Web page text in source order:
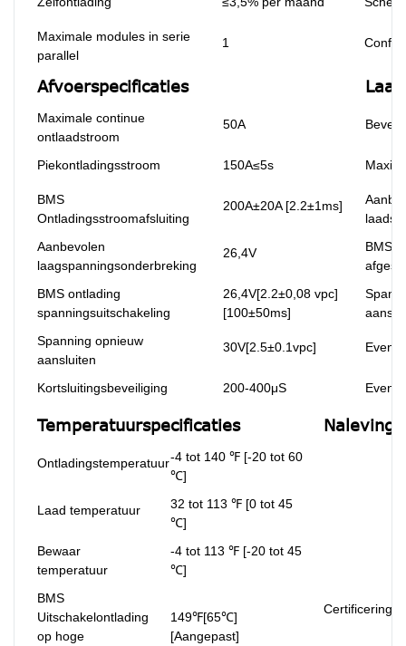
Maximale modules in serie
parallel
1
Afvoerspecificaties
Maximale continue
ontlaadstroom
50A
Piekontladingsstroom 150A≤5s
BMS
Ontladingsstroomafsluiting
200A±20A [2.2±1ms]
Aanbevolen
laagspanningsonderbreking
26,4V
BMS
BMS ontlading
spanningsuitschakeling
26,4V[2.2±0,08 vpc]
[100±50ms]
Spanning opnieuw
aansluiten
30V[2.5±0.1vpc]
Kortsluitingsbeveiliging 200-400μS
Temperatuurspecificaties
Ontladingstemperatuur-4 tot 140 ℉ [-20 tot 60
℃]
Certificeringen
Laad temperatuur
32 tot 113 ℉ [0 tot 45
℃]
Bewaar
temperatuur
-4 tot 113 ℉ [-20 tot 45
℃]
BMS
Uitschakelontlading
op hoge
149℉[65℃]
[Aangepast]